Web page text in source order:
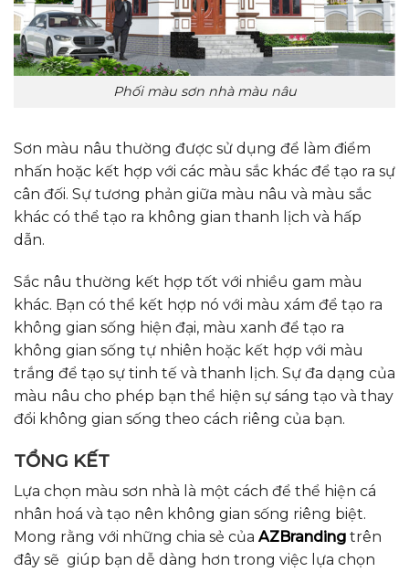
Phối màu sơn nhà màu nâu
Sơn màu nâu thường được sử dụng để làm điểm
nhấn hoặc kết hợp với các màu sắc khác để tạo ra sự
cân đối. Sự tương phản giữa màu nâu và màu sắc
khác có thể tạo ra không gian thanh lịch và hấp
dẫn.
Sắc nâu thường kết hợp tốt với nhiều gam màu
khác. Bạn có thể kết hợp nó với màu xám để tạo ra
không gian sống hiện đại, màu xanh để tạo ra
không gian sống tự nhiên hoặc kết hợp với màu
trắng để tạo sự tinh tế và thanh lịch. Sự đa dạng của
màu nâu cho phép bạn thể hiện sự sáng tạo và thay
đổi không gian sống theo cách riêng của bạn.
TỔNG KẾT
Lựa chọn màu sơn nhà là một cách để thể hiện cá
nhân hoá và tạo nên không gian sống riêng biệt.
Mong rằng với những chia sẻ của AZBranding trên
đây sẽ giúp bạn dễ dàng hơn trong việc lựa chọn